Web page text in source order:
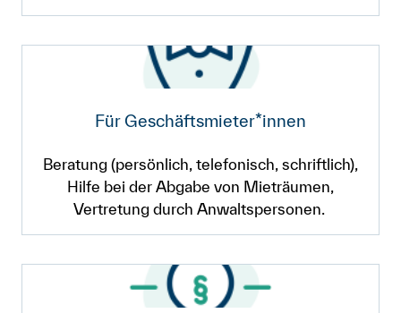
Für Geschäfts­mieter*innen
Beratung (persönlich, telefonisch, schriftlich),
Hilfe bei der Abgabe von Mieträumen,
Vertretung durch Anwaltspersonen.